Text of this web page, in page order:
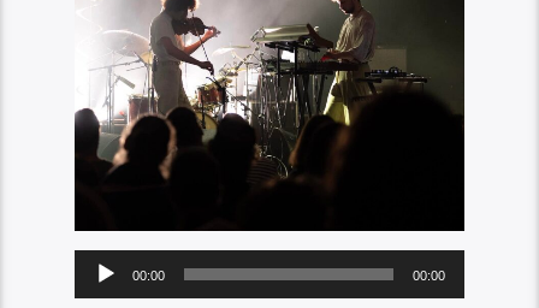
Lecteur
audio
00:00 00:00